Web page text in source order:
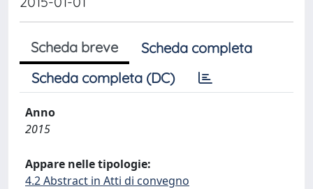
Scheda breve
Scheda completa
Scheda completa (DC)
Anno
2015
Appare nelle tipologie:
4.2 Abstract in Atti di convegno